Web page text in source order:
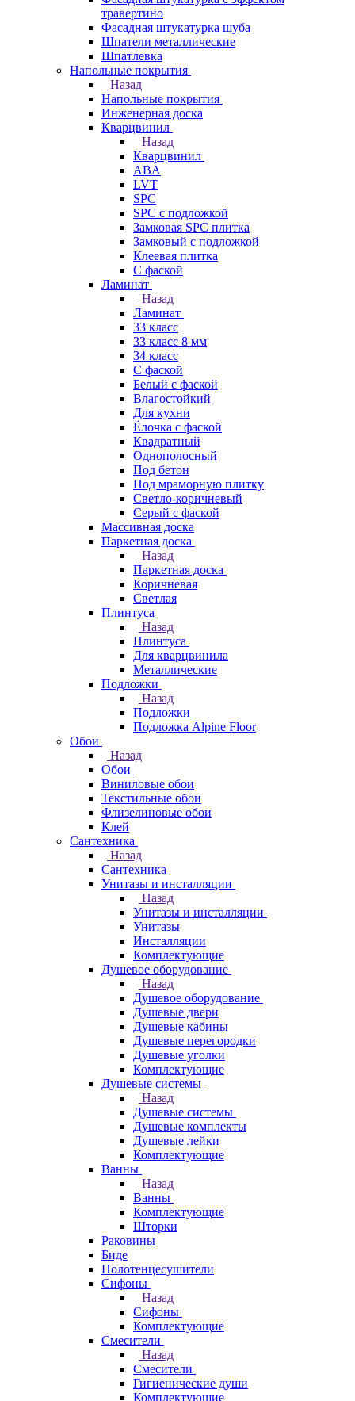
травертино
Фасадная штукатурка шуба
Шпатели металлические
Шпатлевка
Напольные покрытия
Назад
Напольные покрытия
Инженерная доска
Кварцвинил
Назад
Кварцвинил
ABA
LVT
SPC
SPC с подложкой
Замковая SPC плитка
Замковый с подложкой
Клеевая плитка
С фаской
Ламинат
Назад
Ламинат
33 класс
33 класс 8 мм
34 класс
C фаской
Белый с фаской
Влагостойкий
Для кухни
Ёлочка с фаской
Квадратный
Однополосный
Под бетон
Под мраморную плитку
Светло-коричневый
Серый с фаской
Массивная доска
Паркетная доска
Назад
Паркетная доска
Коричневая
Светлая
Плинтуса
Назад
Плинтуса
Для кварцвинила
Металлические
Подложки
Назад
Подложки
Подложка Alpine Floor
Обои
Назад
Обои
Виниловые обои
Текстильные обои
Флизелиновые обои
Клей
Сантехника
Назад
Сантехника
Унитазы и инсталляции
Назад
Унитазы и инсталляции
Унитазы
Инсталляции
Комплектующие
Душевое оборудование
Назад
Душевое оборудование
Душевые двери
Душевые кабины
Душевые перегородки
Душевые уголки
Комплектующие
Душевые системы
Назад
Душевые системы
Душевые комплекты
Душевые лейки
Комплектующие
Ванны
Назад
Ванны
Комплектующие
Шторки
Раковины
Биде
Полотенцесушители
Сифоны
Назад
Сифоны
Комплектующие
Смесители
Назад
Смесители
Гигиенические души
Комплектующие